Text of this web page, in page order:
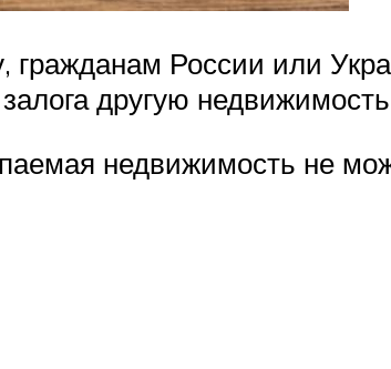
гражданам России или
другую недвижимость
недвижимость не